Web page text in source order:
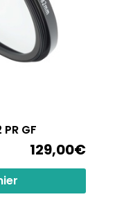
PR GF
129,00€